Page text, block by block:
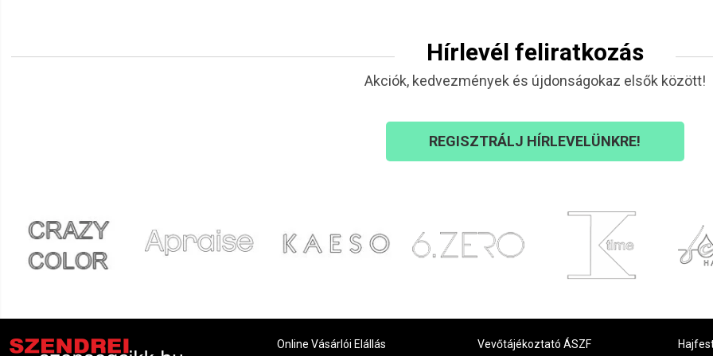
Hírlevél feliratkozás
Akciók, kedvezmények és újdonságokaz elsők között!
REGISZTRÁLJ HÍRLEVELÜNKRE!
Online Vásárlói Elállás Vevőtájékoztató ÁSZF